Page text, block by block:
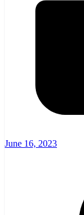
June 16, 2023